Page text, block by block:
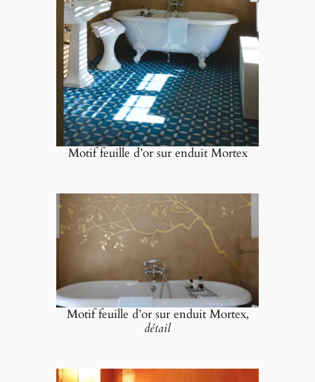
Motif feuille d’or sur enduit Mortex
Motif feuille d’or sur enduit Mortex,
détail